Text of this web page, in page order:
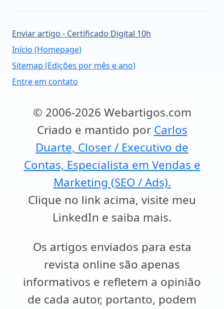
Enviar artigo - Certificado Digital 10h
Início (Homepage)
Sitemap (Edições por mês e ano)
Entre em contato
© 2006-2026 Webartigos.com
Criado e mantido por Carlos
Duarte, Closer / Executivo de
Contas, Especialista em Vendas e
Marketing (SEO / Ads).
Clique no link acima, visite meu
LinkedIn e saiba mais.
Os artigos enviados para esta
revista online são apenas
informativos e refletem a opinião
de cada autor, portanto, podem